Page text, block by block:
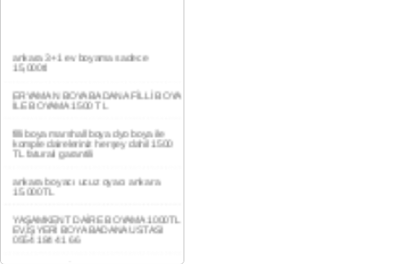
ERYAMAN BOYA BADANA FİLLİ BOYA
İLE BOYAMA 1500 TL
filli boya marshall boya dyo boya ile
komple daireleriniz herşey dahil 1500
ankara boyacı ucuz oyacı ankara
15.000TL
YAŞAMKENT DAİRE BOYAMA 1000TL
EV,İŞYERİ BOYA BADANA USTASI
AKDERE DAİRE BOYAMA 1000TL
EV,İŞYERİ BOYA BADANA USTASI